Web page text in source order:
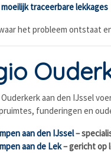
traceerbare lekkages
het probleem ontstaat
aan den IJssel
funderingen en
aan den IJssel–
aan de Lek– gericht op